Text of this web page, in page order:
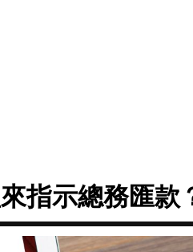
指示總務匯款